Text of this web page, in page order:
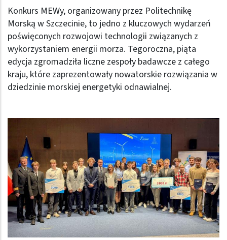
Konkurs MEWy, organizowany przez Politechnikę
Morską w Szczecinie, to jedno z kluczowych wydarzeń
poświęconych rozwojowi technologii związanych z
wykorzystaniem energii morza. Tegoroczna, piąta
edycja zgromadziła liczne zespoły badawcze z całego
kraju, które zaprezentowały nowatorskie rozwiązania w
dziedzinie morskiej energetyki odnawialnej.